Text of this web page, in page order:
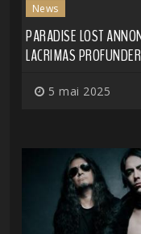
News
PARADISE LOST
LACRIMAS
5 mai 2025